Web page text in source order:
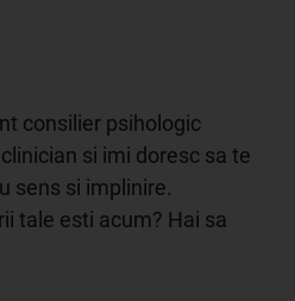
consilier psihologic
si imi doresc sa te
sens si implinire.
tale esti acum? Hai sa